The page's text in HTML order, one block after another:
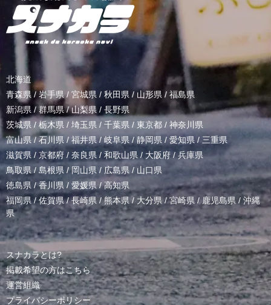
北海道
青森県 / 岩手県/ 宮城県 / 秋田県 / 山形県/ 福島県
新潟県 /群馬県/山梨県 / 長野県
茨城県 / 栃木県 / 埼玉県 / 千葉県 / 東京都 / 神奈川県
富山県 /石川県/福井県/岐阜県 / 静岡県 / 愛知県 / 三重県
滋賀県 / 京都府 / 奈良県 / 和歌山県/ 大阪府 /兵庫県
鳥取県/ 島根県 /岡山県/ 広島県 / 山口県
徳島県 /香川県 / 愛媛県/高知県
福岡県/佐賀県/長崎県 /熊本県/ 大分県/宮崎県 /鹿児島県 / 沖縄
県
スナカラとは?
掲載希望の方はこちら
運営組織
プライバシーポリシー